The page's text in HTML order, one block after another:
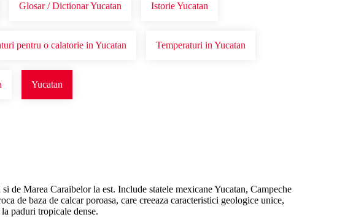
Glosar / Dictionar Yucatan Istorie Yucatan
pentru o calatorie in Yucatan Temperaturi in Yucatan
Yucatan
Marea Caraibelor la est. Include statele mexicane Yucatan, Campeche
de baza de calcar poroasa, care creeaza caracteristici geologice unice,
paduri tropicale dense.